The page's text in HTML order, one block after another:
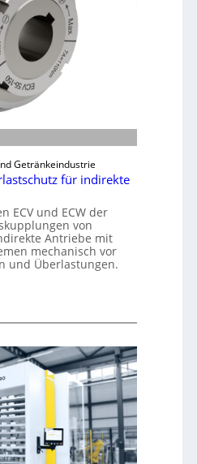
Getränkeindustrie
für indirekte
ECV und ECW der
von
Antriebe mit
mechanisch vor
und Überlastungen.